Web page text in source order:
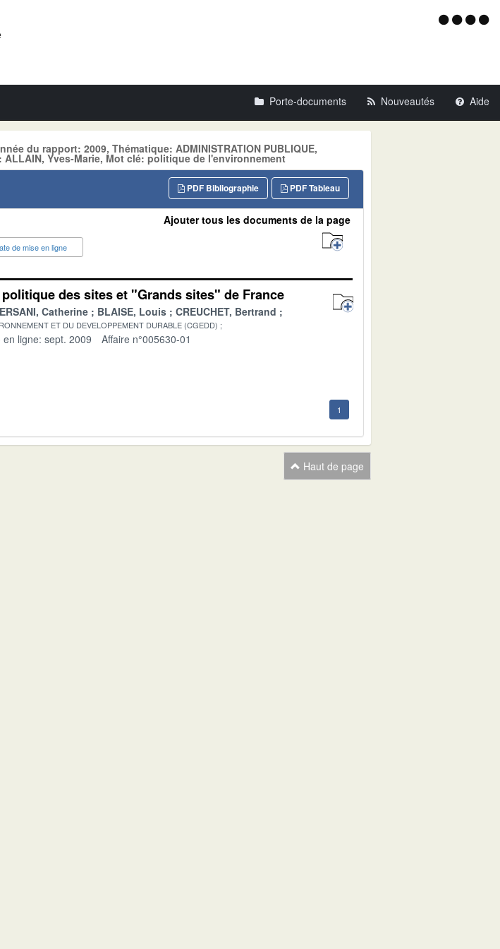
Menu
Porte-documents Nouveautés Aide
du rapport: 2009, Thématique: ADMINISTRATION PUBLIQUE,
ALLAIN, Yves-Marie, Mot clé: politique de l'environnement
PDF Tableau
PDF Bibliographie
de mise en ligne
Ajouter tous les documents de la page
des sites et "Grands sites" de France
Catherine BLAISE, Louis CREUCHET, Bertrand
ET DU DEVELOPPEMENT DURABLE (CGEDD)
en ligne: sept. 2009 Affaire n°005630-01
1
Haut de page